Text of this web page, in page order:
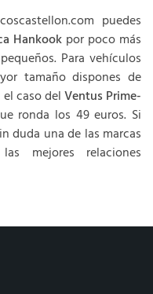
puedes
Hankookpor poco más
Para vehículos
tamaño dispones de
caso delVentus Prime-
ronda los 49 euros. Si
duda una de las marcas
mejores relaciones